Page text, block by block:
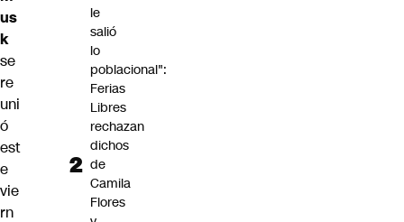
us
k
se
re
uni
ó
est
e
vie
rn
le
salió
lo
poblacional":
Ferias
Libres
rechazan
dichos
de
Camila
Flores